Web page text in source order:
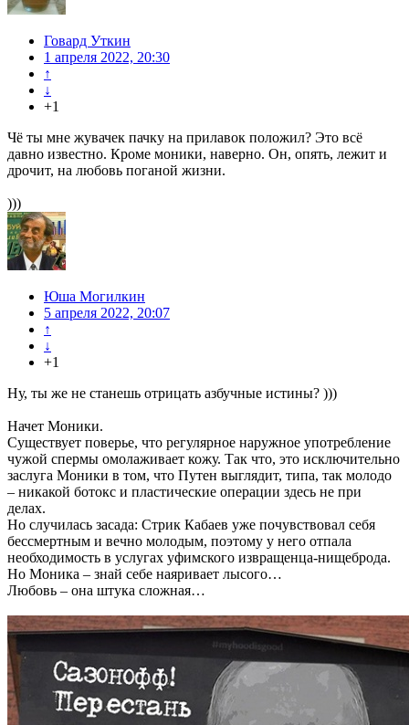
Говард Уткин
1 апреля 2022, 20:30
↑
↓
+1
Чё ты мне жувачек пачку на прилавок положил? Это всё
давно известно. Кроме моники, наверно. Он, опять, лежит и
дрочит, на любовь поганой жизни.
)))
Юша Могилкин
5 апреля 2022, 20:07
↑
↓
+1
Ну, ты же не станешь отрицать азбучные истины? )))
Начет Моники.
Существует поверье, что регулярное наружное употребление
чужой спермы омолаживает кожу. Так что, это исключительно
заслуга Моники в том, что Путен выглядит, типа, так молодо
– никакой ботокс и пластические операции здесь не при
делах.
Но случилась засада: Стрик Кабаев уже почувствовал себя
бессмертным и вечно молодым, поэтому у него отпала
необходимость в услугах уфимского извращенца-нищеброда.
Но Моника – знай себе наяривает лысого…
Любовь – она штука сложная…